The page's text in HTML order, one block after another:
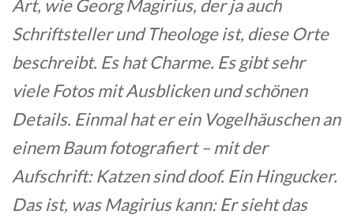
Art, wie Georg Magirius, der ja auch
Schriftsteller und Theologe ist, diese Orte
beschreibt. Es hat Charme. Es gibt sehr
viele Fotos mit Ausblicken und schönen
Details. Einmal hat er ein Vogelhäuschen an
einem Baum fotografiert – mit der
Aufschrift: Katzen sind doof. Ein Hingucker.
Das ist, was Magirius kann: Er sieht das